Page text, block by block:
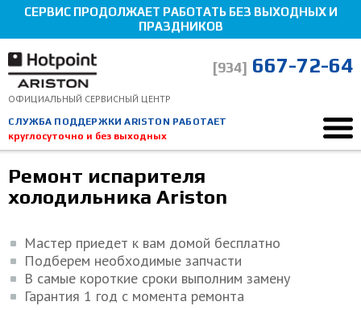
СЕРВИС ПРОДОЛЖАЕТ РАБОТАТЬ БЕЗ ВЫХОДНЫХ И
ПРАЗДНИКОВ
ОФИЦИАЛЬНЫЙ СЕРВИСНЫЙ ЦЕНТР
СЛУЖБА ПОДДЕРЖКИ ARISTON РАБОТАЕТ
круглосуточно и без выходных
[934] 667-72-64
Ремонт испарителя
Ремонт испарителя
холодильника Ariston
Мастер приедет к вам домой бесплатно
Подберем необходимые запчасти
В самые короткие сроки выполним замену
Гарантия 1 год с момента ремонта